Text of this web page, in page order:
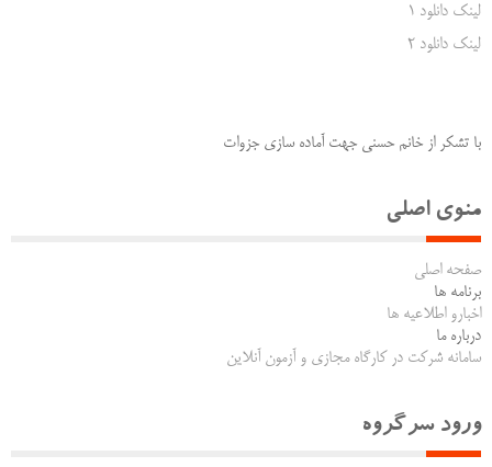
لینک دانلود 1
لینک دانلود 2
با تشکر از خانم حسنی جهت آماده سازی جزوات
منوی اصلی
صفحه اصلی
برنامه ها
اخبارو اطلاعیه ها
درباره ما
سامانه شرکت در کارگاه مجازی و آزمون آنلاین
ورود سرگروه